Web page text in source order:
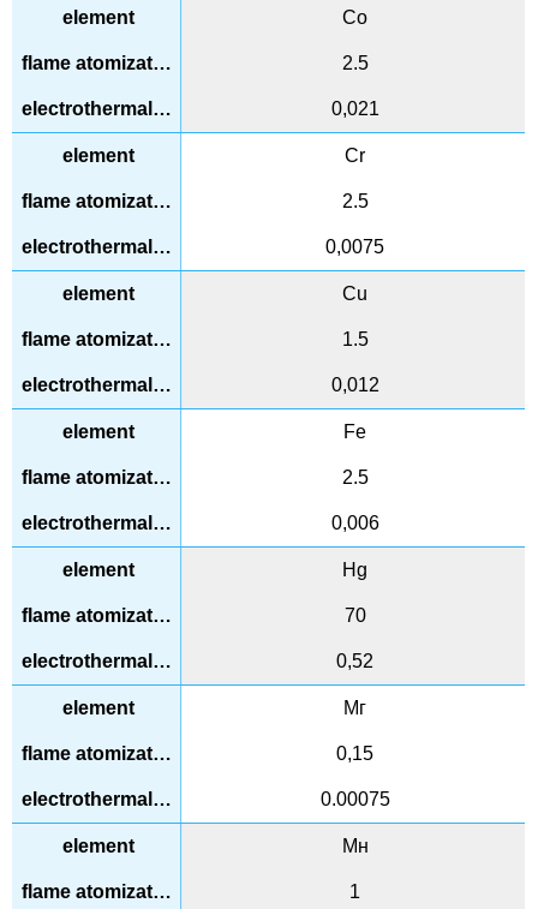
Co
2.5
0,021
Cr
2.5
0,0075
Cu
1.5
0,012
Fe
2.5
0,006
Hg
70
0,52
Мг
0,15
0.00075
Мн
1